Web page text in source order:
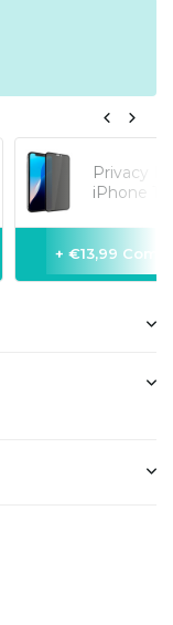
Privacy
iPhone 14
+ €13,99